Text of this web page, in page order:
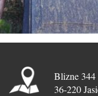
Blizne 344
36-220